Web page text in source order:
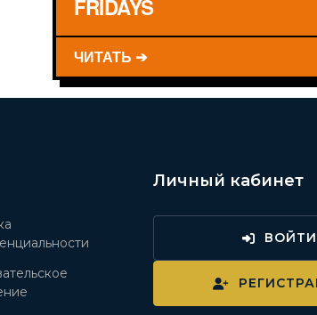
FRIDAYS
ЧИТАТЬ ➔
Личный кабинет
ВОЙТИ